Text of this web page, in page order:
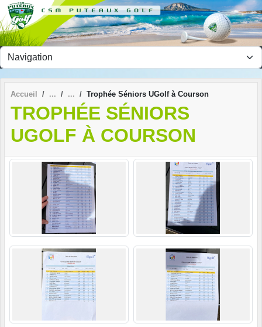
Accueil Trophée Séniors UGolf à Courson
TROPHÉE SÉNIORS
UGOLF À COURSON
Panneau de gestion des cookies